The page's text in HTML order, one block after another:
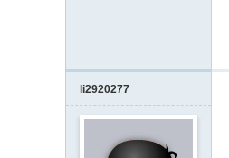
li2920277